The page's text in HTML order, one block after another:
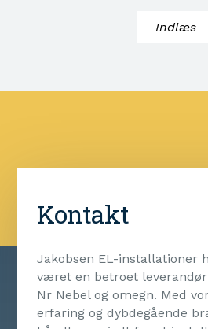
Indlæs
Kontakt
Jakobsen EL-installationer
været en betroet
Nr Nebel og omegn. Med
erfaring og dybdegående